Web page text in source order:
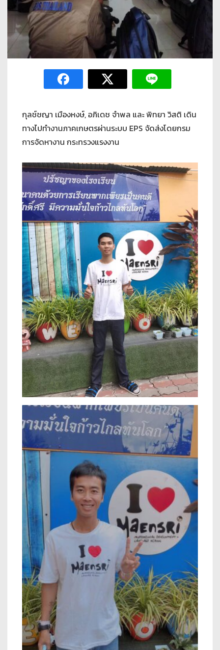
กุลช์ชญา เมืองหงษ์, อภิเดช จำพล และ พิทยา วิสติ เดิน
ทางไปทำงานภาคเกษตรผ่านระบบ EPS จัดส่งโดยกรม
การจัดหางาน กระทรวงแรงงาน